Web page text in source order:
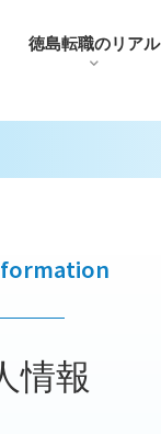
徳島転職のリアル
情報